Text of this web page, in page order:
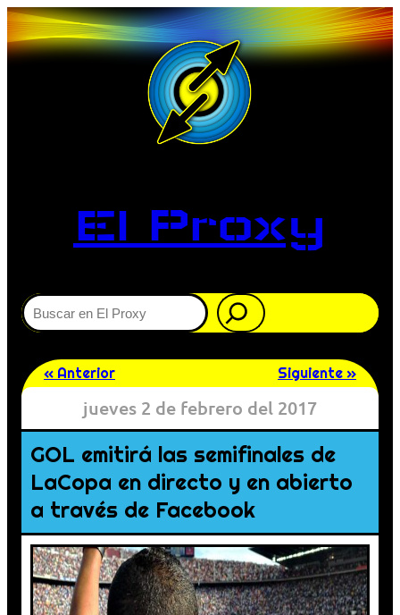
El Proxy
Buscar
« Anterior Siguiente »
jueves 2 de febrero del 2017
GOL emitirá las semifinales de
LaCopa en directo y en abierto
a través de Facebook